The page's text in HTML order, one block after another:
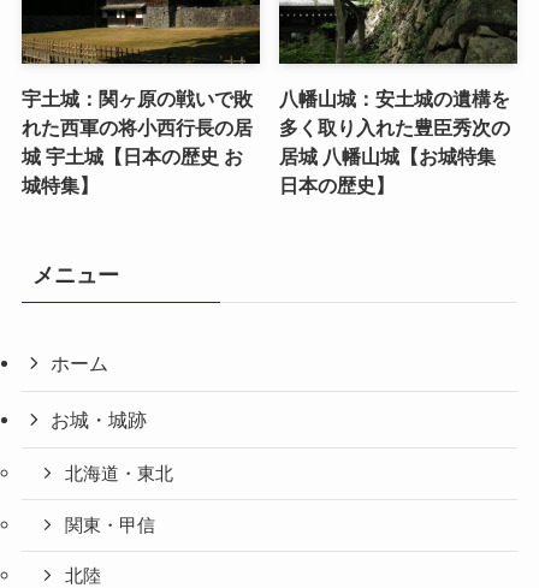
宇土城：関ヶ原の戦いで敗
れた西軍の将小西行長の居
城 宇土城【日本の歴史 お
城特集】
八幡山城：安土城の遺構を
多く取り入れた豊臣秀次の
居城 八幡山城【お城特集
日本の歴史】
メニュー
ホーム
お城・城跡
北海道・東北
関東・甲信
北陸